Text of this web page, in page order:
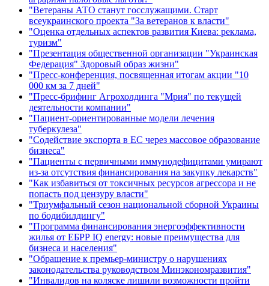
"Ветераны АТО станут госслужащими. Старт
всеукраинского проекта "За ветеранов к власти"
"Оценка отдельных аспектов развития Киева: реклама,
туризм"
"Презентация общественной организации "Украинская
Федерация" Здоровый образ жизни"
"Пресс-конференция, посвященная итогам акции "10
000 км за 7 дней"
"Пресс-брифинг Агрохолдинга "Мрия" по текущей
деятельности компании"
"Пациент-ориентированные модели лечения
туберкулеза"
"Содействие экспорта в ЕС через массовое образование
бизнеса"
"Пациенты с первичными иммунодефицитами умирают
из-за отсутствия финансирования на закупку лекарств"
"Как избавиться от токсичных ресурсов агрессора и не
попасть под цензуру власти"
"Триумфальный сезон национальной сборной Украины
по бодибилдингу"
"Программа финансирования энергоэффективности
жилья от ЕБРР IQ energy: новые преимущества для
бизнеса и населения"
"Обращение к премьер-министру о нарушениях
законодательства руководством Минэкономразвития"
"Инвалидов на коляске лишили возможности пройти